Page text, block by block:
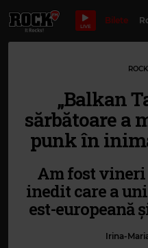
LIVE
Bilete
„Balkan
sărbătoare a
punk în
Am fost
inedit care a
est-europeană
Irina-